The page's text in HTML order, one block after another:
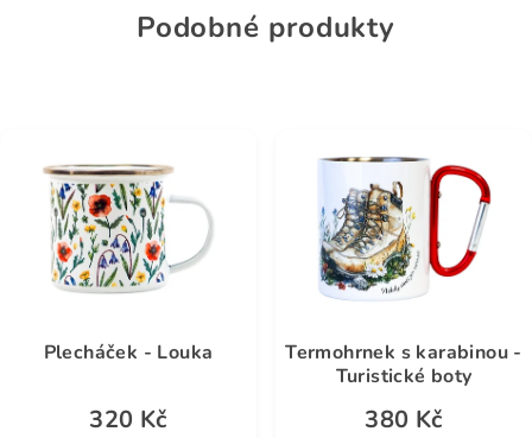
Podobné produkty
Plecháček - Louka
320 Kč
Termohrnek s karabinou -
Turistické boty
380 Kč